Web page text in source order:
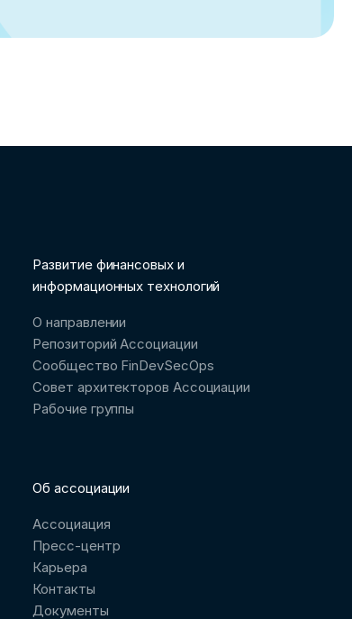
Развитие финансовых и
информационных технологий
О направлении
Репозиторий Ассоциации
Сообщество FinDevSecOps
Совет архитекторов Ассоциации
Рабочие группы
Об ассоциации
Ассоциация
Пресс-центр
Карьера
Контакты
Документы